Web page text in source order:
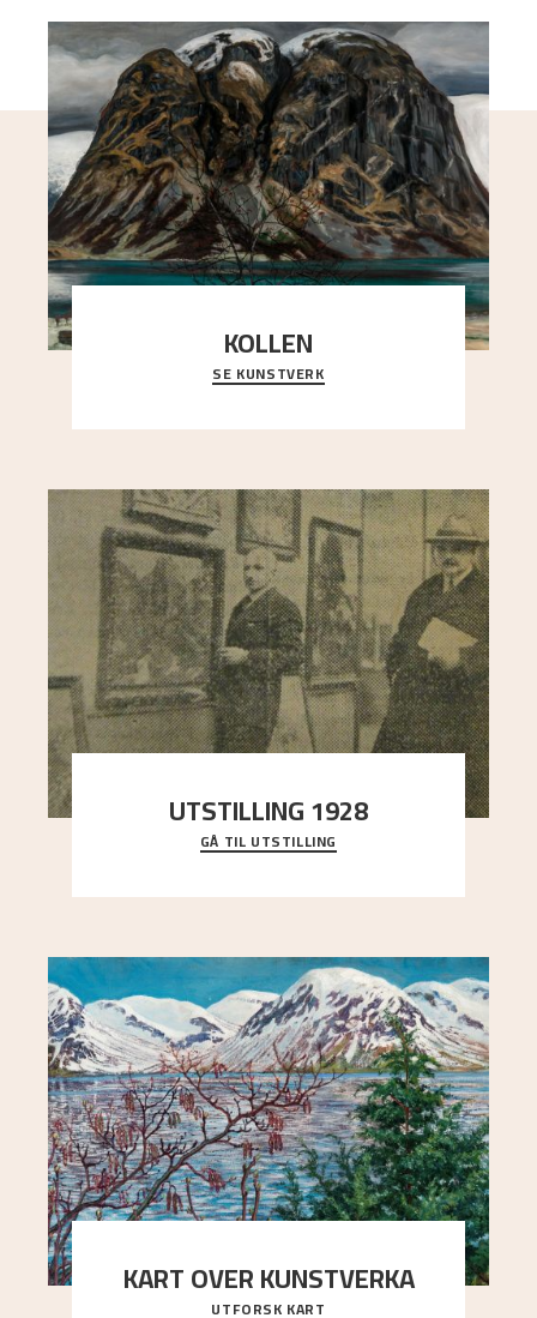
KOLLEN
Et ruvende fjell dominerer bildeflaten, og står i
sterk kontrast til det spinkle rognetreet ute
SE KUNSTVERK
UTSTILLING 1928
Då Astrup døydde i 1928, tok vennene Moritz
Kaland og Simon Thorbjørnsen initiativ til å
GÅ TIL UTSTILLING
KART OVER KUNSTVERKA
Utforsk stedene og utsiktene i Astrups malerier
UTFORSK KART